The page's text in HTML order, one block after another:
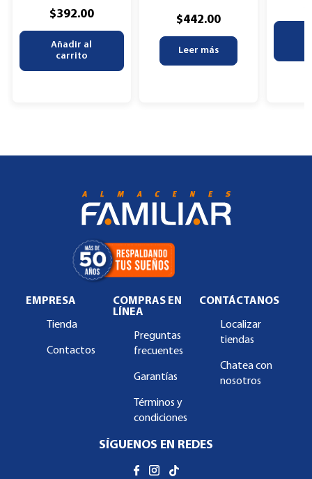
$392.00
Añadir al
carrito
$442.00
Leer más
EMPRESA
Tienda
Contactos
COMPRAS EN
LÍNEA
Preguntas
frecuentes
Garantías
Términos y
condiciones
CONTÁCTANOS
Localizar
tiendas
Chatea con
nosotros
SÍGUENOS EN REDES